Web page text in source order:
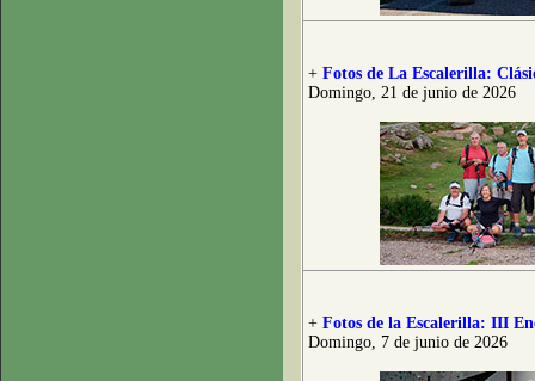
+ Fotos de La Escalerilla:
Domingo, 21 de junio de 2026
+ Fotos de la Escalerilla: III
Domingo, 7 de junio de 2026